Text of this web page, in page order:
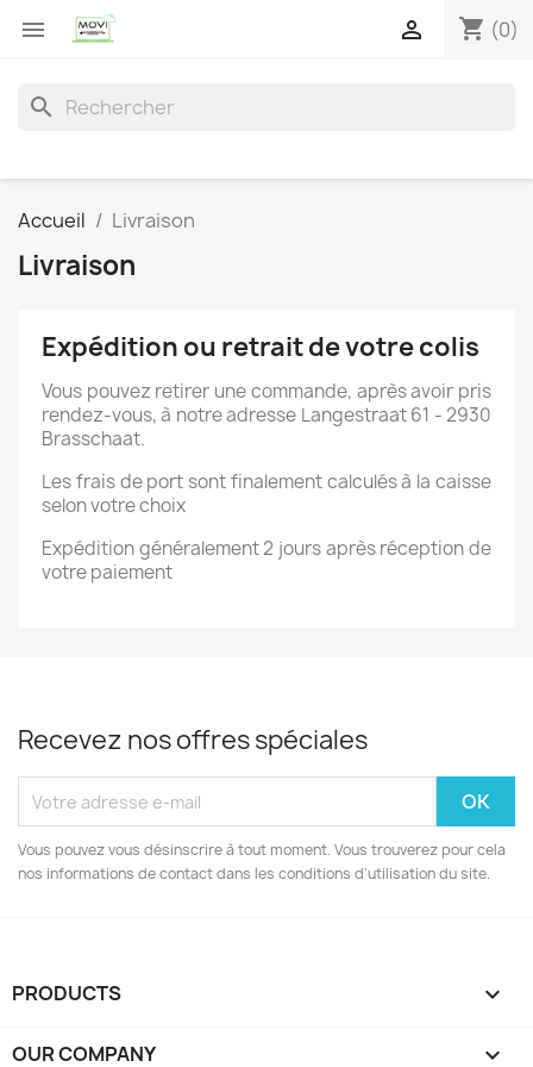
 shopping_cart (0)

search
Accueil Livraison
Livraison
Expédition ou retrait de votre colis
Vous pouvez retirer une commande, après avoir pris
rendez-vous, à notre adresse Langestraat 61 - 2930
Brasschaat.
Les frais de port sont finalement calculés à la caisse
selon votre choix
Expédition généralement 2 jours après réception de
votre paiement
Recevez nos offres spéciales
Vous pouvez vous désinscrire à tout moment. Vous trouverez pour cela
nos informations de contact dans les conditions d'utilisation du site.
PRODUCTS 
OUR COMPANY 